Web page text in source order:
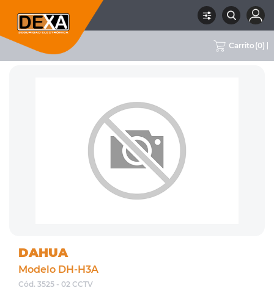
Carrito (0)
RUBRO SUBRUBRO
DAHUA
Modelo DH-H3A
Cód. 3525 - 02 CCTV